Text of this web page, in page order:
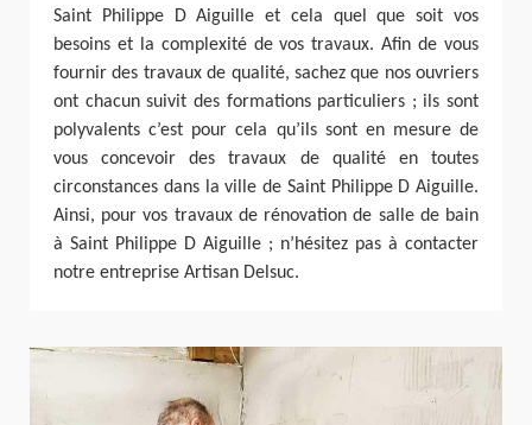
Saint Philippe D Aiguille et cela quel que soit vos
besoins et la complexité de vos travaux. Afin de vous
fournir des travaux de qualité, sachez que nos ouvriers
ont chacun suivit des formations particuliers ; ils sont
polyvalents c’est pour cela qu’ils sont en mesure de
vous concevoir des travaux de qualité en toutes
circonstances dans la ville de Saint Philippe D Aiguille.
Ainsi, pour vos travaux de rénovation de salle de bain
à Saint Philippe D Aiguille ; n’hésitez pas à contacter
notre entreprise Artisan Delsuc.